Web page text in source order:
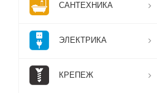
САНТЕХНИКА
ЭЛЕКТРИКА
КРЕПЕЖ